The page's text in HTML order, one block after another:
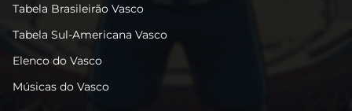
Tabela Brasileirão Vasco
Tabela Sul-Americana Vasco
Elenco do Vasco
Músicas do Vasco